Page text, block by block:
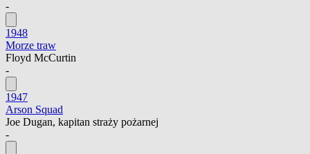
-
1948
Morze traw
Floyd McCurtin
-
1947
Arson Squad
Joe Dugan, kapitan straży pożarnej
-